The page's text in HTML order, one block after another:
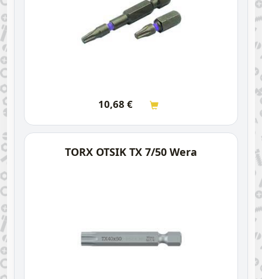
10,68 €
TORX OTSIK TX 7/50 Wera